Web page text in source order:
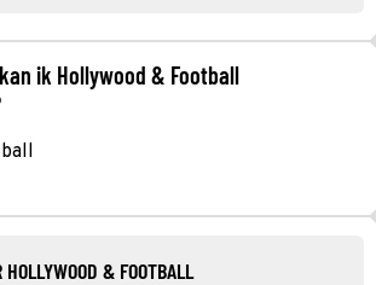
ik Hollywood & Football
HOLLYWOOD & FOOTBALL